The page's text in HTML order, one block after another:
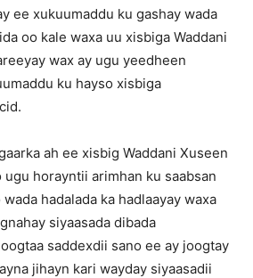
ee xukuumaddu ku gashay wada
oo kale waxa uu xisbiga Waddani
wax ay ugu yeedheen
ku hayso xisbiga
ah ee xisbig Waddani Xuseen
ugu horayntii arimhan ku saabsan
hadalada ka hadlaayay waxa
siyaasada dibada
saddexdii sano ee ay joogtay
jihayn kari wayday siyaasadii